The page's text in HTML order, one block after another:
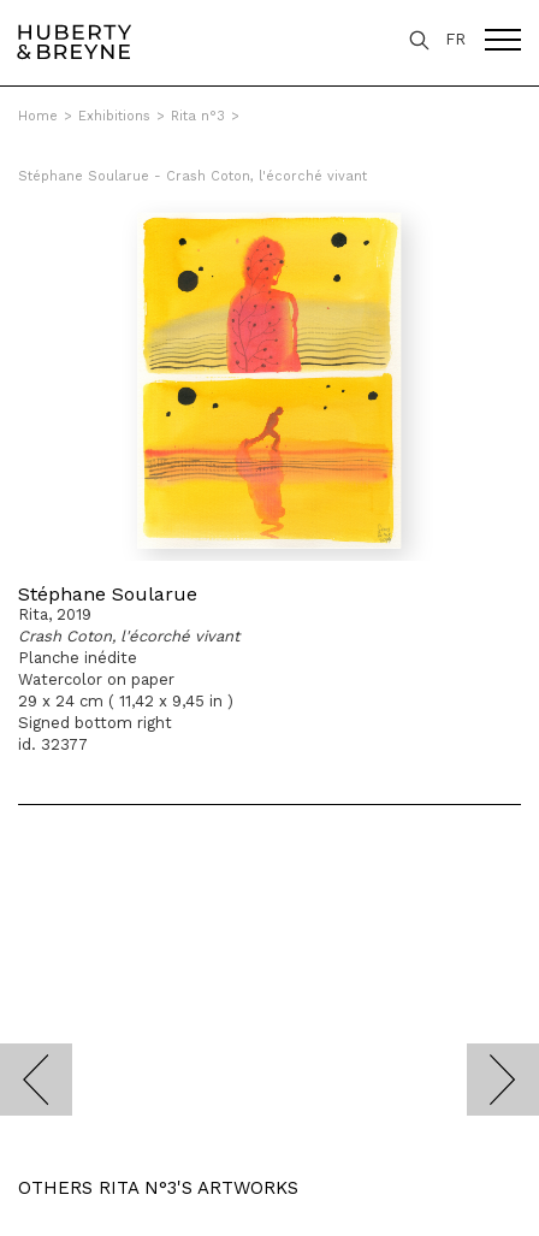
FR
Home > Exhibitions > Rita n°3 >
Stéphane Soularue - Crash Coton, l'écorché vivant
Stéphane Soularue
Rita, 2019
Crash Coton, l'écorché vivant
Planche inédite
Watercolor on paper
29 x 24 cm ( 11,42 x 9,45 in )
Signed bottom right
id. 32377
OTHERS RITA N°3'S ARTWORKS